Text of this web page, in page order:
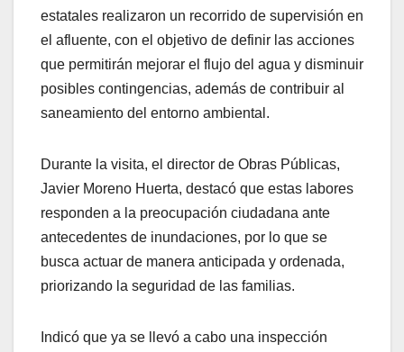
estatales realizaron un recorrido de supervisión en
el afluente, con el objetivo de definir las acciones
que permitirán mejorar el flujo del agua y disminuir
posibles contingencias, además de contribuir al
saneamiento del entorno ambiental.
Durante la visita, el director de Obras Públicas,
Javier Moreno Huerta, destacó que estas labores
responden a la preocupación ciudadana ante
antecedentes de inundaciones, por lo que se
busca actuar de manera anticipada y ordenada,
priorizando la seguridad de las familias.
Indicó que ya se llevó a cabo una inspección